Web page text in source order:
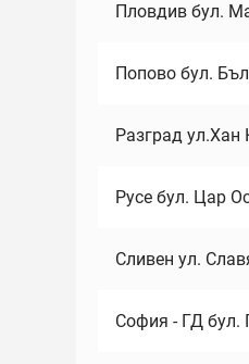
Пловдив бул.
Попово бул.
Разград ул.Хан
Русе бул. Цар
Сливен ул.
София - ГД бул.